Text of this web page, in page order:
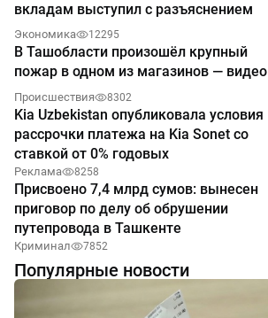
вкладам выступил с разъяснением
Экономика 12295
В Ташобласти произошёл крупный
пожар в одном из магазинов — видео
Происшествия 8302
Kia Uzbekistan опубликовала условия
рассрочки платежа на Kia Sonet со
ставкой от 0% годовых
Реклама 8258
Присвоено 7,4 млрд сумов: вынесен
приговор по делу об обрушении
путепровода в Ташкенте
Криминал 7852
Популярные новости